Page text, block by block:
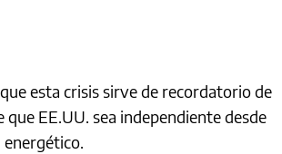
esta crisis sirve de recordatorio de
que EE.UU. sea independiente desde